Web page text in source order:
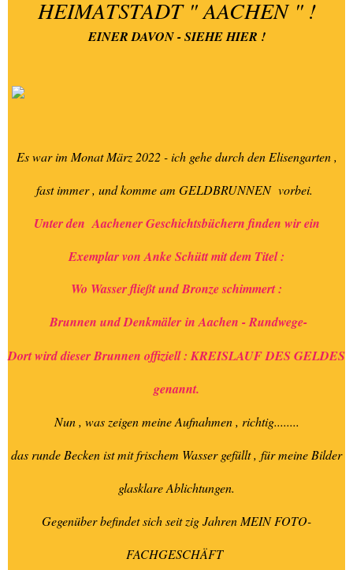
HEIMATSTADT " AACHEN " !
EINER DAVON - SIEHE HIER !
Es war im Monat März 2022 - ich gehe durch den Elisengarten ,
fast immer , und komme am GELDBRUNNEN vorbei.
Unter den Aachener Geschichtsbüchern finden wir ein
Exemplar von Anke Schütt mit dem Titel :
Wo Wasser fließt und Bronze schimmert :
Brunnen und Denkmäler in Aachen - Rundwege-
Dort wird dieser Brunnen offiziell : KREISLAUF DES GELDES
genannt.
Nun , was zeigen meine Aufnahmen , richtig........
das runde Becken ist mit frischem Wasser gefüllt , für meine Bilder
glasklare Ablichtungen.
Gegenüber befindet sich seit zig Jahren MEIN FOTO-
FACHGESCHÄFT